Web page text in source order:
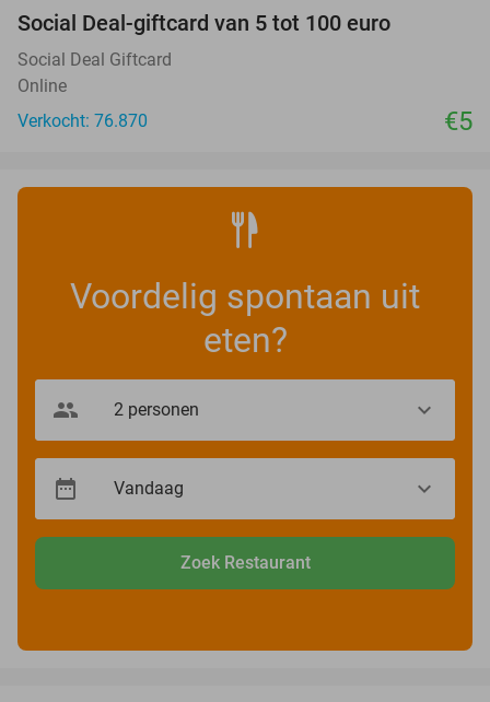
Social Deal-giftcard van 5 tot 100 euro
Social Deal Giftcard
Online
Verkocht: 76.870
€5
Voordelig spontaan uit
eten?
Zoek Restaurant